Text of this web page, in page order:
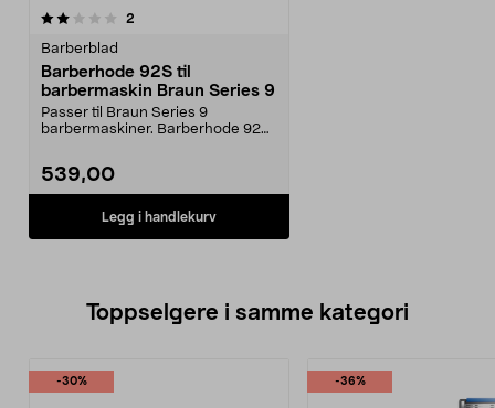
2
Barberblad
Barberhode 92S til
barbermaskin Braun Series 9
Passer til Braun Series 9
barbermaskiner. Barberhode 92S
539,00
Legg i handlekurv
Toppselgere i samme kategori
-30% -36%